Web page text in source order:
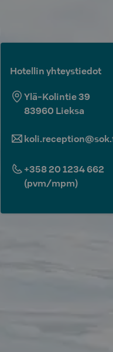
Hotellin yhteystiedot
Ylä-Kolintie 39
83960 Lieksa
+358 20 1234 662
(pvm/mpm)